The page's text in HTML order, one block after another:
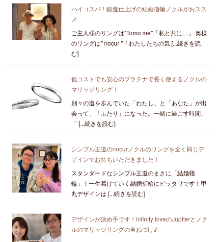
ハイコスパ！鍛造仕上げの結婚指輪ノクルがおスス
メ
ご主人様のリングは"Tomo me"「私と共に…」 奥様
のリングは" nocur "「わたしたちの気 [...続きを読
む]
低コストでも安心のプラチナで長く使えるノクルの
マリッジリング！
別々の道を歩んでいた「わたし」と「あなた」が出
会って、「ふたり」になった。一緒に過ごす時間、
「 [...続きを読む]
シンプル王道のnocurノクルのリングを全く同じデ
ザインでお持ちいただきました！
スタンダードなシンプル王道のまさに「結婚指
輪」！一生着けていく結婚指輪にピッタリです！甲
丸デザインは [...続きを読む]
デザインが決め手です！infinity loveのJupiterとノク
ルのマリッジリングの重ねづけ♪